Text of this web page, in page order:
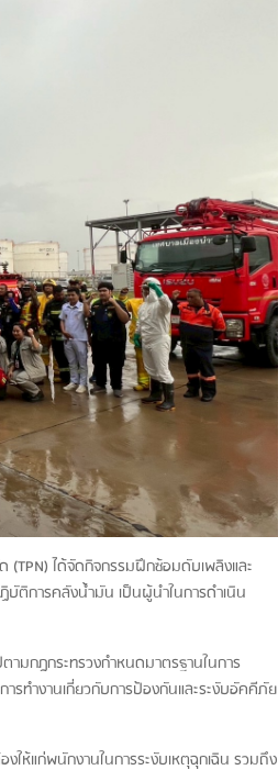
ได้จัดกิจกรรมฝึกซ้อมดับเพลิงและ
การคลังน้ำมัน เป็นผู้นำในการดำเนิน
มกฎกระทรวงกำหนดมาตรฐานในการ
รทำงานเกี่ยวกับการป้องกันและระงับอัคคีภัย
ให้แก่พนักงานในการระงับเหตุฉุกเฉิน รวมถึง